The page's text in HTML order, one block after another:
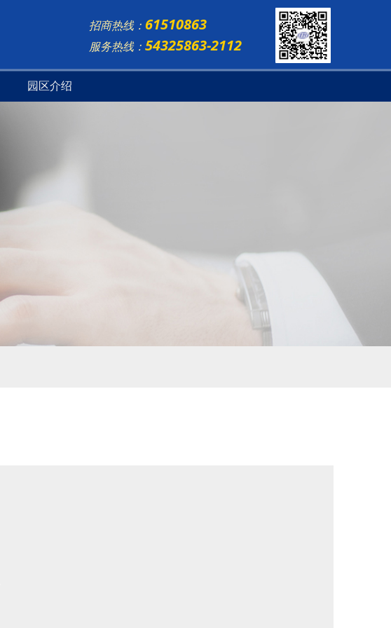
招商热线： 61510863
服务热线： 54325863-2112
园区介绍